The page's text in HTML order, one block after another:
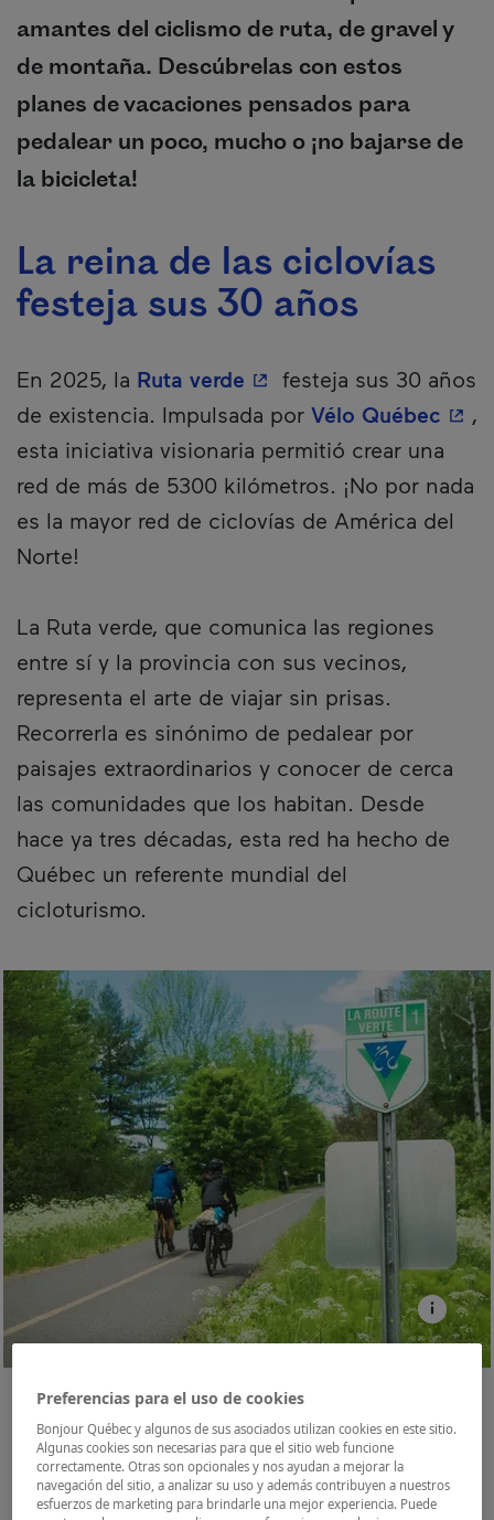
amantes del ciclismo de ruta, de gravel y
de montaña. Descúbrelas con estos
planes de vacaciones pensados para
pedalear un poco, mucho o ¡no bajarse de
la bicicleta!
La reina de las ciclovías
festeja sus 30 años
En 2025, la Ruta verde - Este hipervínculo se
festeja sus 30 años
de existencia. Impulsada por Vélo Québec - ,
esta iniciativa visionaria permitió crear una
red de más de 5300 kilómetros. ¡No por nada
es la mayor red de ciclovías de América del
Norte!
La Ruta verde, que comunica las regiones
entre sí y la provincia con sus vecinos,
representa el arte de viajar sin prisas.
Recorrerla es sinónimo de pedalear por
paisajes extraordinarios y conocer de cerca
las comunidades que los habitan. Desde
hace ya tres décadas, esta red ha hecho de
Québec un referente mundial del
cicloturismo.
2/4
Preferencias para el uso de cookies
Bonjour Québec y algunos de sus asociados utilizan cookies en este sitio.
Algunas cookies son necesarias para que el sitio web funcione
correctamente. Otras son opcionales y nos ayudan a mejorar la
navegación del sitio, a analizar su uso y además contribuyen a nuestros
esfuerzos de marketing para brindarle una mejor experiencia. Puede